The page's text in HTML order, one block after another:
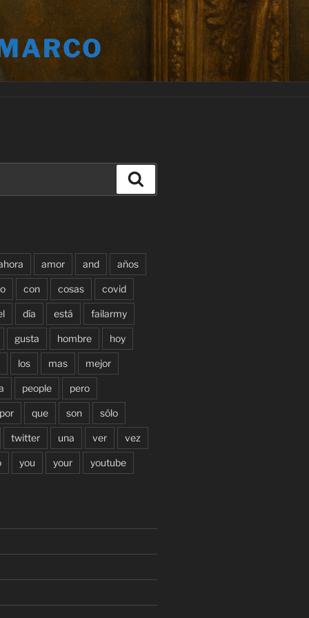
amor and años
con cosas covid
día está failarmy
gusta hombre hoy
los mas mejor
people pero
por que son sólo
twitter una ver vez
you your youtube